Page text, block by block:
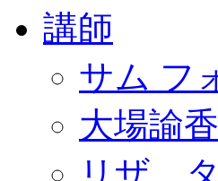
講師
サム フ
大場諭香
リザ